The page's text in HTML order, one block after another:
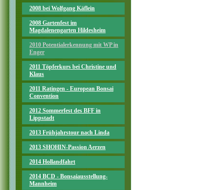
2008 bei Wolfgang Käflein
2008 Gartenfest im
Magdalenengarten Hildesheim
2010 Potentialerkennung mit WP in
Enger
2011 Töpferkurs bei Christine und
Klaus
2011 Ratingen - European Bonsai
Convention
2012 Sommerfest des BFF in
Lippstadt
2013 Frühjahrstour nach Linda
2013 SHOHIN-Passion Aerzen
2014 Hollandfahrt
2014 BCD - Bonsaiausstellung-
Mannheim